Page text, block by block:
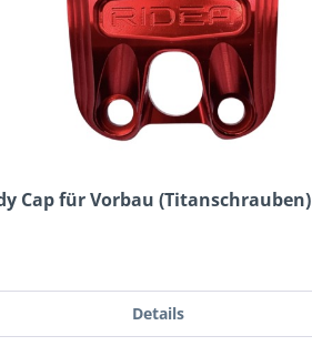
Cap für Vorbau (Titanschrauben)
Details